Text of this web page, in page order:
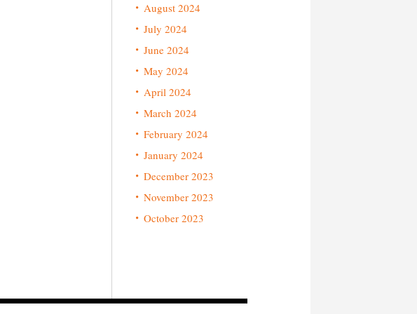
August 2024
July 2024
June 2024
May 2024
April 2024
March 2024
February 2024
January 2024
December 2023
November 2023
October 2023